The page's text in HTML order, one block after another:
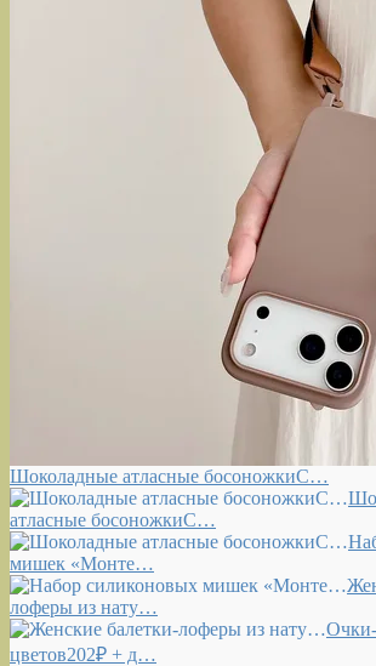
Шоколадные атласные босоножкиС…
атласные босоножкиС…
мишек «Монте…
лоферы из нату…
цветов202₽ + д…